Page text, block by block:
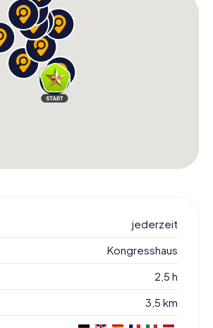
jederzeit
Kongresshaus
2,5 h
3,5 km